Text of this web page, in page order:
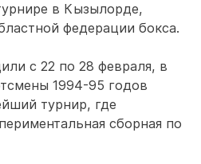
в Кызылорде,
федерации бокса.
с 22 по 28 февраля, в
1994-95 годов
турнир, где
сборная по